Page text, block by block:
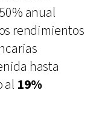
anual
rendimientos
hasta
al 19%